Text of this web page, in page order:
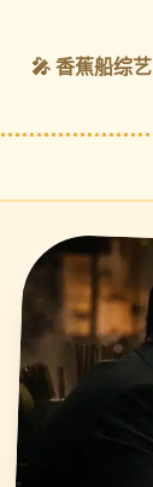
🎤 香蕉船综艺